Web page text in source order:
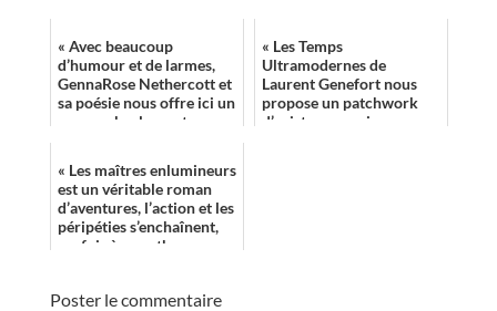
« Avec beaucoup
d’humour et de larmes,
GennaRose Nethercott et
sa poésie nous offre ici un
roman absolument
« Les Temps
Ultramodernes de
Laurent Genefort nous
propose un patchwork
d’existences qui
« Les maîtres enlumineurs
est un véritable roman
d’aventures, l’action et les
péripéties s’enchaînent,
parfois à un rythme
Poster le commentaire